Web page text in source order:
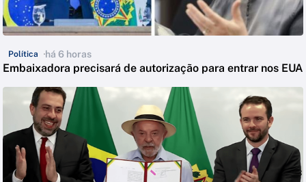
Política há 6 horas
Embaixadora precisará de autorização para entrar nos EUA